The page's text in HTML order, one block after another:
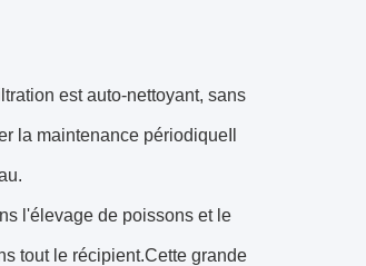
est auto-nettoyant, sans
la maintenance périodiqueIl
l'élevage de poissons et le
tout le récipient.Cette grande